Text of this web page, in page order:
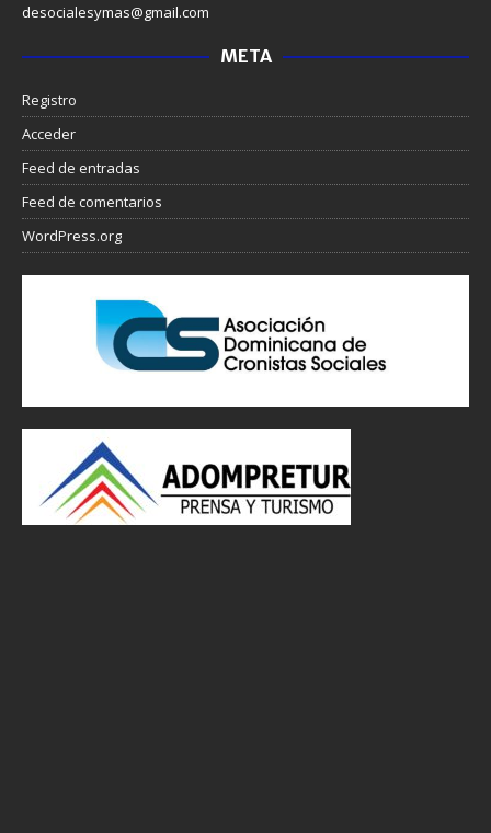
desocialesymas@gmail.com
META
Registro
Acceder
Feed de entradas
Feed de comentarios
WordPress.org